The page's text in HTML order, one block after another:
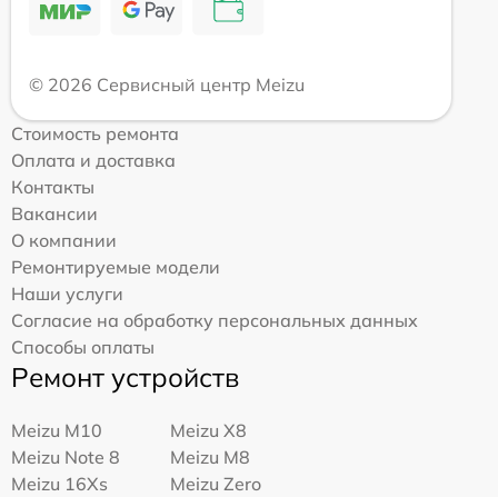
© 2026 Сервисный центр Meizu
Стоимость ремонта
Оплата и доставка
Контакты
Вакансии
О компании
Ремонтируемые модели
Наши услуги
Согласие на обработку персональных данных
Способы оплаты
Ремонт устройств
Meizu M10
Meizu X8
Meizu Note 8
Meizu M8
Meizu 16Xs
Meizu Zero